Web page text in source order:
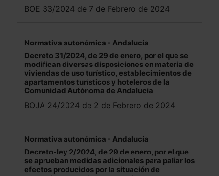
BOE 33/2024 de 7 de Febrero de 2024
Normativa autonómica - Andalucía
Decreto 31/2024, de 29 de enero, por el que se
modifican diversas disposiciones en materia de
viviendas de uso turístico, establecimientos de
apartamentos turísticos y hoteleros de la
Comunidad Autónoma de Andalucía
BOJA 24/2024 de 2 de Febrero de 2024
Normativa autonómica - Andalucía
Decreto-ley 2/2024, de 29 de enero, por el que
se aprueban medidas adicionales para paliar los
efectos producidos por la situación de